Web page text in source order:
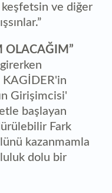
keşfetsin ve diğer
OLACAĞIM”
Girişimcisi'
başlayan
Fark
kazanmamla
dolu bir